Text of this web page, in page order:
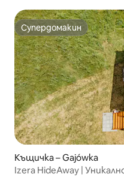
Супердомакин
Супердомакин
Къщичка – Gajówka
Izera HideAway |